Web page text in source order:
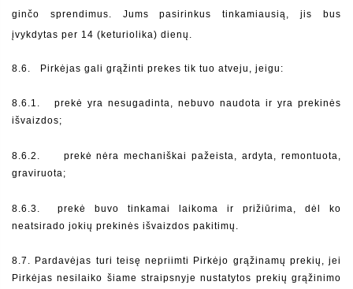
ginčo sprendimus. Jums pasirinkus tinkamiausią, jis bus
įvykdytas per 14 (keturiolika) dienų.
8.6.   Pirkėjas gali grąžinti prekes tik tuo atveju, jeigu:
8.6.1.
prekė yra nesugadinta, nebuvo naudota ir yra prekinės
išvaizdos;
8.6.2.     prekė nėra mechaniškai pažeista, ardyta, remontuota,
graviruota;
8.6.3.  prekė buvo tinkamai laikoma ir prižiūrima, dėl ko
neatsirado jokių prekinės išvaizdos pakitimų.
8.7. Pardavėjas turi teisę nepriimti Pirkėjo grąžinamų prekių, jei
Pirkėjas nesilaiko šiame straipsnyje nustatytos prekių grąžinimo